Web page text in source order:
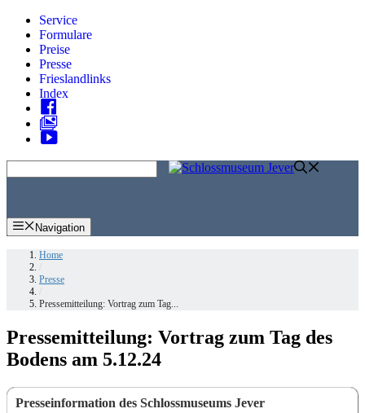
Zum
Inhalt
springen
Service
Formulare
Preise
Presse
Frieslandlinks
Index
to
Navigation
Home
Presse
Pressemitteilung: Vortrag zum Tag...
Pressemitteilung: Vortrag zum Tag des
Bodens am 5.12.24
Presseinformation des Schlossmuseums Jever